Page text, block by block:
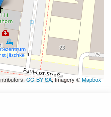
CC-BY-SA, Imagery ©Mapbox